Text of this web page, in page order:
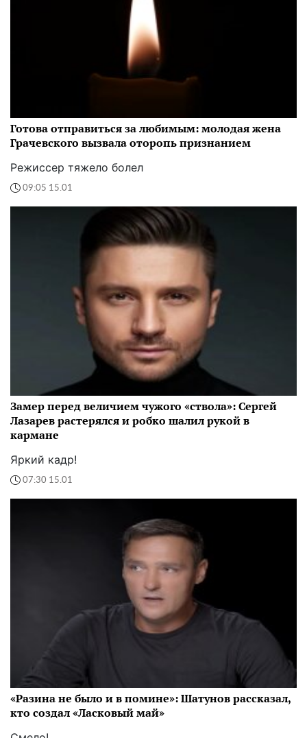
Готова отправиться за любимым: молодая жена
Грачевского вызвала оторопь признанием
Режиссер тяжело болел
09:05 15.01
Замер перед величием чужого «ствола»: Сергей
Лазарев растерялся и робко шалил рукой в
кармане
Яркий кадр!
07:30 15.01
«Разина не было и в помине»: Шатунов рассказал,
кто создал «Ласковый май»